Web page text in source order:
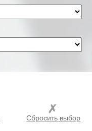
Сбросить выбор